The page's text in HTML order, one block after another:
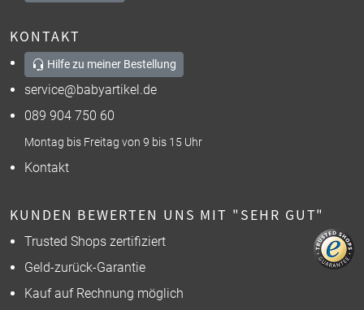
KONTAKT
Hilfe zu meiner Bestellung
service@babyartikel.de
089 904 750 60
Montag bis Freitag von 9 bis 15 Uhr
Kontakt
KUNDEN BEWERTEN UNS MIT "SEHR GUT"
Trusted Shops zertifiziert
Geld-zurück-Garantie
Kauf auf Rechnung möglich